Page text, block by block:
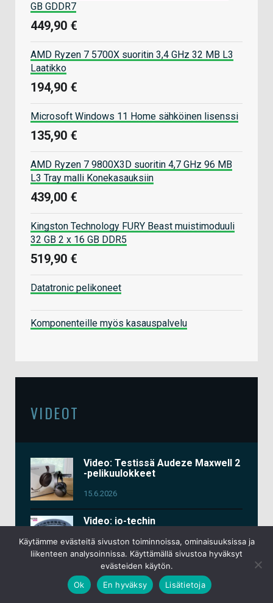
GB GDDR7
449,90 €
AMD Ryzen 7 5700X suoritin 3,4 GHz 32 MB L3
Laatikko
194,90 €
Microsoft Windows 11 Home sähköinen lisenssi
135,90 €
AMD Ryzen 7 9800X3D suoritin 4,7 GHz 96 MB
L3 Tray malli Konekasauksiin
439,00 €
Kingston Technology FURY Beast muistimoduuli
32 GB 2 x 16 GB DDR5
519,90 €
Datatronic pelikoneet
Komponenteille myös kasauspalvelu
VIDEOT
Video: Testissä Audeze Maxwell 2
-pelikuulokkeet
15.6.2026
Video: io-techin
2026 -tapahtumasta
3.6.2026
Video: Testissä Keychron K2 HE
Käytämme evästeitä sivuston toiminnoissa, ominaisuuksissa ja
liikenteen analysoinnissa. Käyttämällä sivustoa hyväksyt
evästeiden käytön.
Ok
En hyväksy Lisätietoja